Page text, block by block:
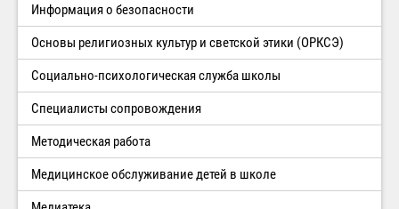
Информация о безопасности
Основы религиозных культур и светской этики (ОРКСЭ)
Социально-психологическая служба школы
Специалисты сопровождения
Методическая работа
Медицинское обслуживание детей в школе